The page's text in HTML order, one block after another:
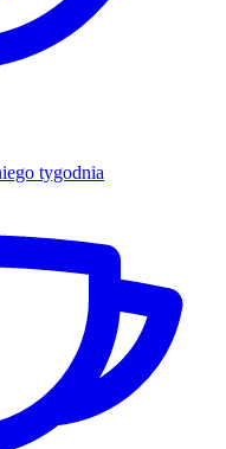
tygodnia